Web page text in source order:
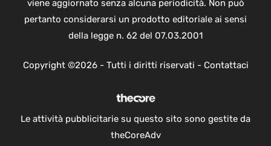
viene aggiornato senza alcuna periodicità. Non può
pertanto considerarsi un prodotto editoriale ai sensi
della legge n. 62 del 07.03.2001
Copyright ©2026 - Tutti i diritti riservati - Contattaci
Le attività pubblicitarie su questo sito sono gestite da
theCoreAdv